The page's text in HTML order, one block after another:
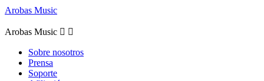
Arobas Music
Arobas Music  
Sobre nosotros
Prensa
Soporte